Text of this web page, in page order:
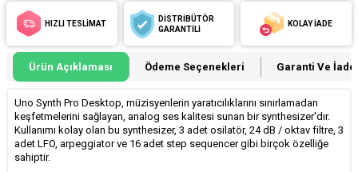
HIZLI TESLİMAT
DİSTRİBÜTÖR
GARANTİLİ
KOLAY İADE
Ürün Açıklaması Ödeme Seçenekleri Garanti Ve İade
Uno Synth Pro Desktop, müzisyenlerin yaratıcılıklarını sınırlamadan
keşfetmelerini sağlayan, analog ses kalitesi sunan bir synthesizer'dır.
Kullanımı kolay olan bu synthesizer, 3 adet osilatör, 24 dB / oktav filtre, 3
adet LFO, arpeggiator ve 16 adet step sequencer gibi birçok özelliğe
sahiptir.